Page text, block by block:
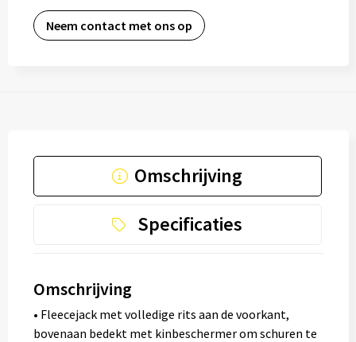
Neem contact met ons op
Omschrijving
Specificaties
Omschrijving
• Fleecejack met volledige rits aan de voorkant,
bovenaan bedekt met kinbeschermer om schuren te